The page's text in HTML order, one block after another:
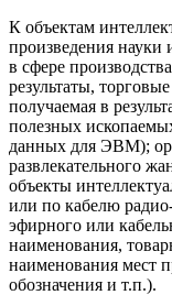
К объектам
произведения науки
в сфере
результаты,
получаемая в
полезных
данных для ЭВМ);
развлекательного
объекты
или по кабелю
эфирного или
наименования,
наименования мест
обозначения и т.п.).